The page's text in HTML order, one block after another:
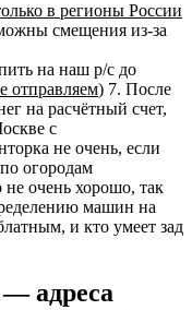
в регионы России
смещения из-за
на наш р/с до
отправляем) 7. После
на расчётный счет,
с
не очень, если
огородам
очень хорошо, так
машин на
и кто умеет зад
адреса